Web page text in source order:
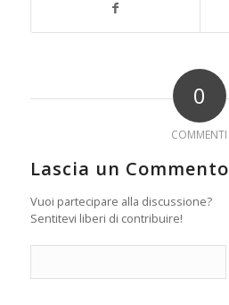
0
COMMENTI
Lascia un Commento
Vuoi partecipare alla discussione?
Sentitevi liberi di contribuire!